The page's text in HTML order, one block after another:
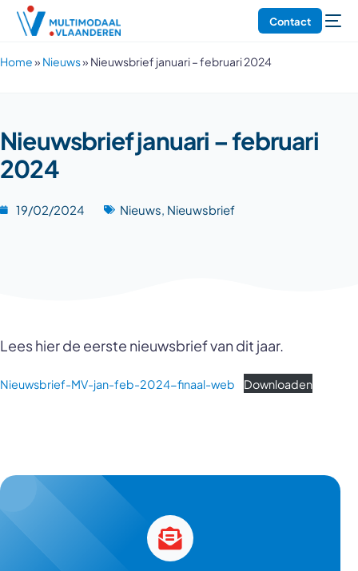
Contact
Home»Nieuws»Nieuwsbrief januari – februari 2024
Nieuwsbrief januari – februari
2024
19/02/2024 Nieuws, Nieuwsbrief
Lees hier de eerste nieuwsbrief van dit jaar.
Nieuwsbrief-MV-jan-feb-2024-finaal-web Downloaden